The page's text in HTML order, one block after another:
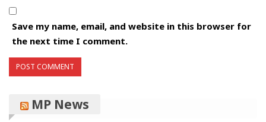
Save my name, email, and website in this browser for
the next time I comment.
MP News